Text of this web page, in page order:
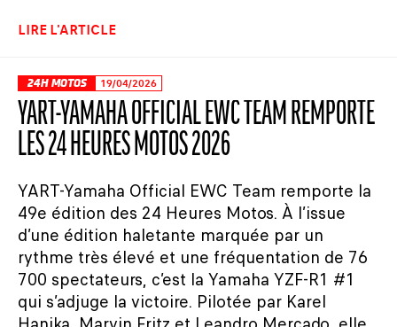
LIRE L'ARTICLE
24H MOTOS 19/04/2026
YART-YAMAHA OFFICIAL EWC TEAM REMPORTE
LES 24 HEURES MOTOS 2026
YART-Yamaha Official EWC Team remporte la
49e édition des 24 Heures Motos. À l’issue
d’une édition haletante marquée par un
rythme très élevé et une fréquentation de 76
700 spectateurs, c’est la Yamaha YZF-R1 #1
qui s’adjuge la victoire. Pilotée par Karel